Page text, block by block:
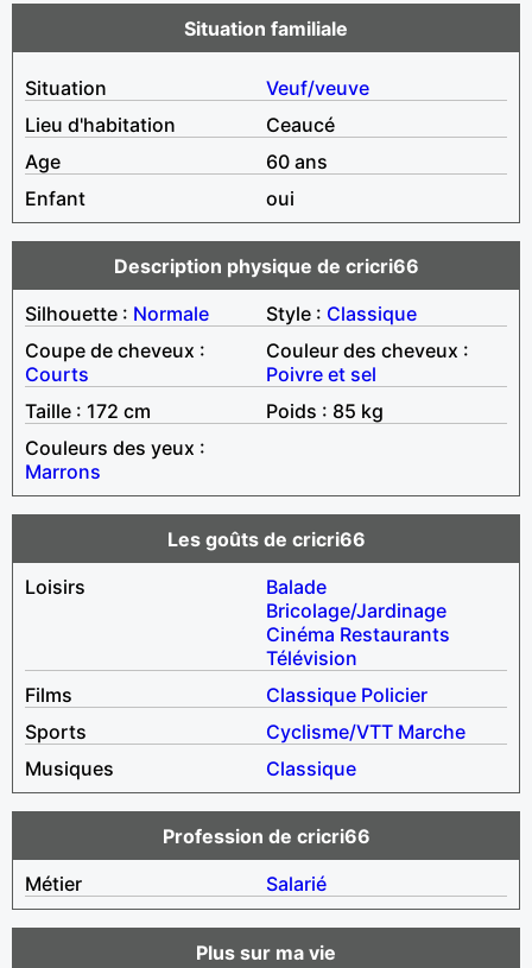
Situation familiale
Situation
Veuf/veuve
Lieu d'habitation
Ceaucé
Age
60 ans
Enfant
oui
Description physique de cricri66
Silhouette : Normale Style : Classique
Coupe de cheveux :
Courts
Couleur des cheveux :
Poivre et sel
Taille : 172 cm
Poids : 85 kg
Couleurs des yeux :
Marrons
Les goûts de cricri66
Loisirs
Balade
Bricolage/Jardinage
Cinéma Restaurants
Télévision
Films
Classique Policier
Sports
Cyclisme/VTT Marche
Musiques
Classique
Profession de cricri66
Métier
Salarié
Plus sur ma vie